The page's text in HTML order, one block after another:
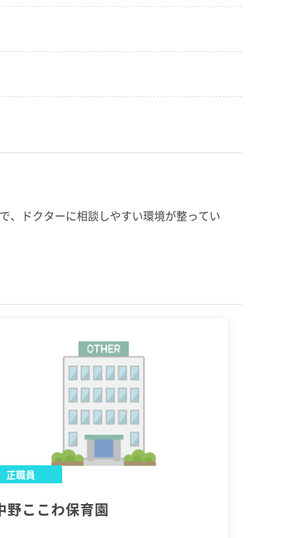
、ドクターに相談しやすい環境が整ってい
正職員
野ここわ保育園